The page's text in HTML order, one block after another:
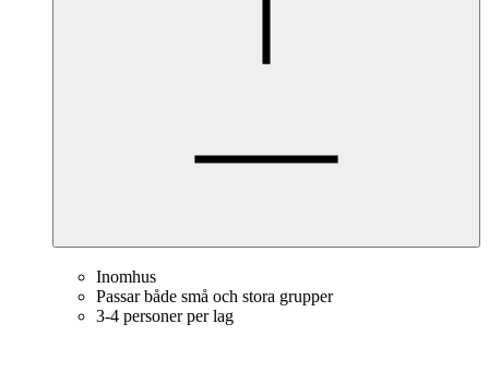
Inomhus
Passar både små och stora grupper
3-4 personer per lag